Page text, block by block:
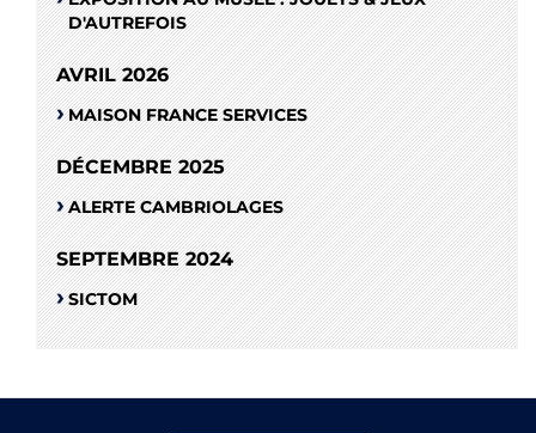
D'AUTREFOIS
AVRIL 2026
MAISON FRANCE SERVICES
DÉCEMBRE 2025
ALERTE CAMBRIOLAGES
SEPTEMBRE 2024
SICTOM